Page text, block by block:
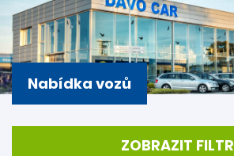
Nabídka vozů
ZOBRAZIT FILTR